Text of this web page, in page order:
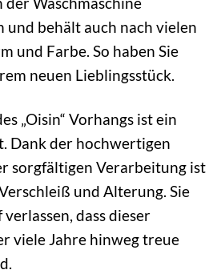
und behält auch nach vielen
und Farbe. So haben Sie
neuen Lieblingsstück.
„Oisin“ Vorhangs ist ein
Dank der hochwertigen
sorgfältigen Verarbeitung ist
und Alterung. Sie
dass dieser
viele Jahre hinweg treue